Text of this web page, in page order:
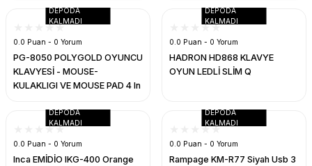
DEPODA
KALMADI
0.0 Puan - 0 Yorum
PG-8050 POLYGOLD OYUNCU
KLAVYESİ - MOUSE-
KULAKLIGI VE MOUSE PAD 4 In
DEPODA
KALMADI
0.0 Puan - 0 Yorum
HADRON HD868 KLAVYE
OYUN LEDLİ SLİM Q
DEPODA
KALMADI
0.0 Puan - 0 Yorum
Inca EMİDİO IKG-400 Orange
DEPODA
KALMADI
0.0 Puan - 0 Yorum
Rampage KM-R77 Siyah Usb 3